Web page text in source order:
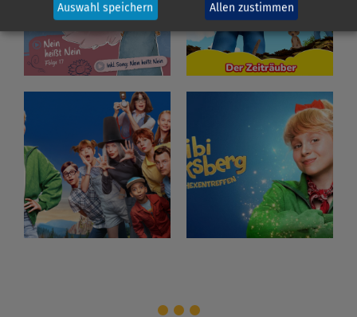
Auswahl speichern Allen zustimmen